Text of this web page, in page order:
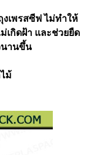
งเพรสซีฟ ไม่ทำให้
เกิดฝ้า และช่วยยืด
นานขึ้น
ม้